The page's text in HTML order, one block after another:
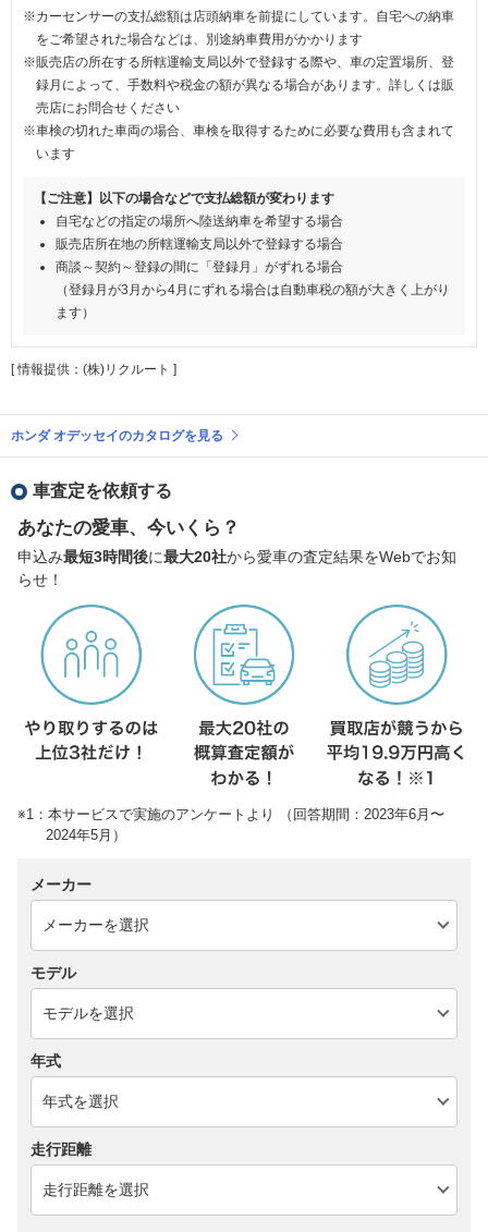
※カーセンサーの支払総額は店頭納車を前提にしています。自宅への納車
をご希望された場合などは、別途納車費用がかかります
※販売店の所在する所轄運輸支局以外で登録する際や、車の定置場所、登
録月によって、手数料や税金の額が異なる場合があります。詳しくは販
売店にお問合せください
※車検の切れた車両の場合、車検を取得するために必要な費用も含まれて
います
【ご注意】以下の場合などで支払総額が変わります
自宅などの指定の場所へ陸送納車を希望する場合
販売店所在地の所轄運輸支局以外で登録する場合
商談～契約～登録の間に「登録月」がずれる場合
（登録月が3月から4月にずれる場合は自動車税の額が大きく上がり
ます）
[ 情報提供：(株)リクルート ]
ホンダ オデッセイのカタログを見る
車査定を依頼する
あなたの愛車、今いくら？
申込み最短3時間後に最大20社から愛車の査定結果をWebでお知
らせ！
※1：本サービスで実施のアンケートより （回答期間：2023年6月〜
2024年5月）
メーカー
モデル
年式
走行距離